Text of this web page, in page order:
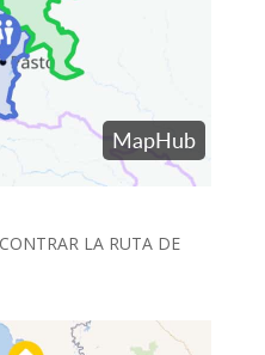
LA RUTA DE